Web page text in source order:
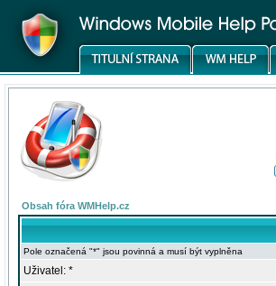
Obsah fóra WMHelp.cz
Pole označená "*" jsou povinná a musí být vyplněna
Uživatel: *